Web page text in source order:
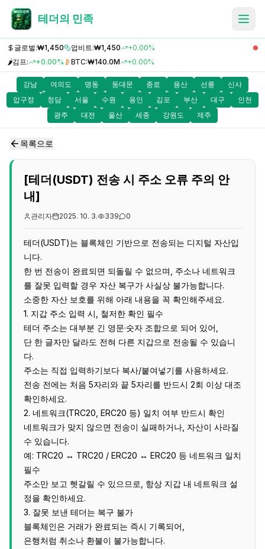
테더의 민족
글로벌:₩1,450 업비트:₩1,450
+0.00%
🌶️김프: +0.00% BTC:₩140.0M +0.00%
강남 여의도 명동 동대문 종로 용산 선릉
신사
압구정
청담 서울 수원 용인 김포 부산 대구
인천
광주
대전 울산 세종 강원도 제주
목록으로
[테더(USDT) 전송 시 주소 오류 주의 안
내]
관리자 2025. 10. 3. 339 0
테더(USDT)는 블록체인 기반으로 전송되는 디지털 자산입
니다.
한 번 전송이 완료되면 되돌릴 수 없으며, 주소나 네트워크
를 잘못 입력할 경우 자산 복구가 사실상 불가능합니다.
소중한 자산 보호를 위해 아래 내용을 꼭 확인해주세요.
1. 지갑 주소 입력 시, 철저한 확인 필수
테더 주소는 대부분 긴 영문·숫자 조합으로 되어 있어,
단 한 글자만 달라도 전혀 다른 지갑으로 전송될 수 있습니
다.
주소는 직접 입력하기보다 복사/붙여넣기를 사용하세요.
전송 전에는 처음 5자리와 끝 5자리를 반드시 2회 이상 대조
확인하세요.
2. 네트워크(TRC20, ERC20 등) 일치 여부 반드시 확인
네트워크가 맞지 않으면 전송이 실패하거나, 자산이 사라질
수 있습니다.
예: TRC20 ↔ TRC20 / ERC20 ↔ ERC20 등 네트워크 일치
필수
주소만 보고 헷갈릴 수 있으므로, 항상 지갑 내 네트워크 설
정을 확인하세요.
3. 잘못 보낸 테더는 복구 불가
블록체인은 거래가 완료되는 즉시 기록되어,
은행처럼 취소나 환불이 불가능합니다.